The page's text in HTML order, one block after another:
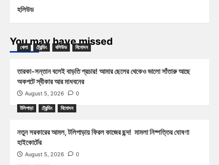
হলিউড
You may have missed
খেলা ট্রেন্ডিং বলিউড বিনোদন
তারকা-সন্তান বলেই বাড়তি প্রচার! আমার ছেলের থেকেও ভালো সাঁতারু আছে
অকপটে স্বীকার আর মাধবনের
August 5, 2026 0
টলিপাড়া ট্রেন্ডিং বিনোদন
নতুন সরকারের আমল, টলিপাড়ায় ফিরল কাজের ছন্দ! মামলা নিষ্পত্তির ঘোষণা
হাইকোর্টের
August 5, 2026 0